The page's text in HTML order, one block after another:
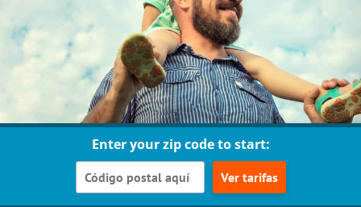
Enter your zip code to start:
Ver tarifas